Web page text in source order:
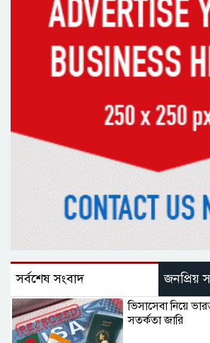
সর্বশেষ সংবাদ জনপ্রিয়
ভিসাসেবা নিয়ে
সতর্কতা জারি